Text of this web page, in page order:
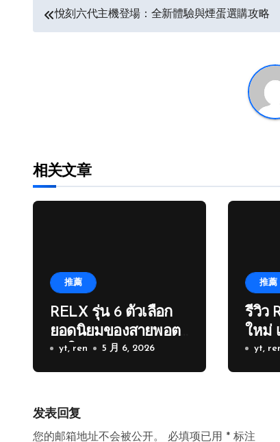
文悅刻六代主機登場：全新體驗與煙蛋選購攻略
相关文章
推薦
RELX รุ่น 6 ตัวเลือก
ยอดนิยมของสายพอต
ยุคใหม่
yt, ren 5 月 6, 2026
推薦
รีวิว
ใหม่
เดิม
yt,
发表回复
您的邮箱地址不会被公开。 必填项已用 * 标注